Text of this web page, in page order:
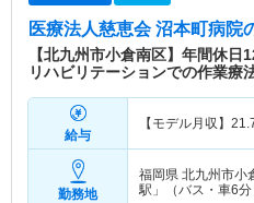
医療法人慈恵会 沼本町病院
【北九州市小倉南区】年間休
リハビリテーションでの作業療
給与
【モデル月収】
勤務地
福岡県 北九州市小
駅」（バス・車6分